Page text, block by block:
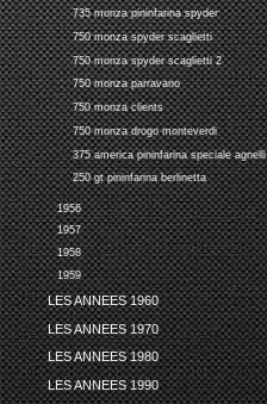
735 monza pininfarina spyder
750 monza spyder scaglietti
750 monza spyder scaglietti 2
750 monza parravano
750 monza clients
750 monza drogo monteverdi
375 america pininfarina speciale agnelli
250 gt pininfarina berlinetta
1956
1957
1958
1959
LES ANNEES 1960
LES ANNEES 1970
LES ANNEES 1980
LES ANNEES 1990